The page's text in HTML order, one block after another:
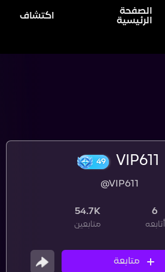
الصفحة
الرئيسية
اكتشاف
VIP611
@VIP611
6
أتابعه
54.7K
متابعين
متابعة